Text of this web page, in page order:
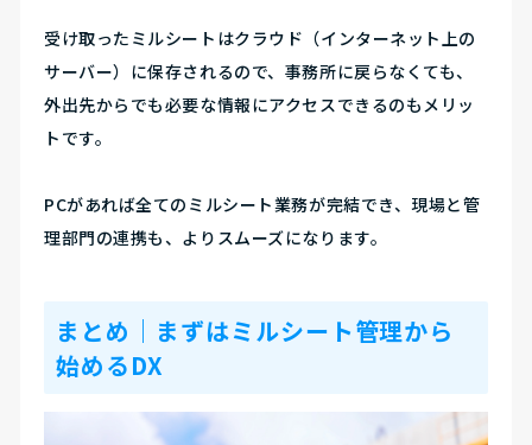
受け取ったミルシートはクラウド（インターネット上の
サーバー）に保存されるので、 事務所に戻らなくても、
外出先からでも必要な情報にアクセスできるのもメリッ
トです。
PCがあれば全てのミルシート業務が完結でき、現場と管
理部門の連携も、よりスムーズになります。
まとめ｜まずはミルシート管理から
始めるDX